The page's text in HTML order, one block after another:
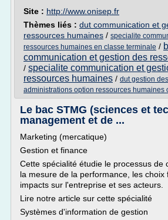
Site : http://www.onisep.fr
Thèmes liés : dut communication et
ressources humaines / specialite
ressources humaines en classe terminale /
communication et gestion des
/ specialite communication et
ressources humaines / dut gestion
administrations option ressources humaines
Le bac STMG (sciences et
management et de ...
Marketing (mercatique)
Gestion et finance
Cette spécialité étudie le processus de
la mesure de la performance, les choix
impacts sur l'entreprise et ses acteurs.
Lire notre article sur cette spécialité
Systèmes d'information de gestion